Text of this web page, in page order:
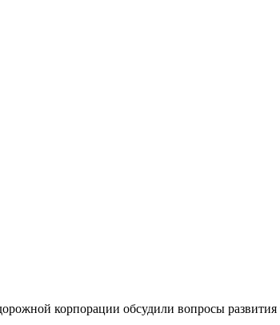
корпорации обсудили вопросы